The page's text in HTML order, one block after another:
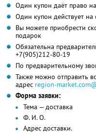
Один купон даёт право
Один купон действует на
Вы можете приобрести
подарок
Обязательна
+7(905)212-80-19
По предварительному
Также можно отправить
адрес region-
Форма заявки:
Тема — доставка
Ф. И. О.
Адрес доставки.